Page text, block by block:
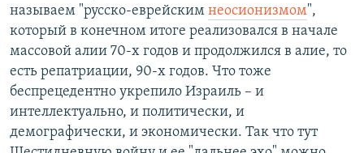
называем "русско-еврейским неосионизмом",
который в конечном итоге реализовался в начале
массовой алии 70-х годов и продолжился в алие, то
есть репатриации, 90-х годов. Что тоже
беспрецедентно укрепило Израиль – и
интеллектуально, и политически, и
демографически, и экономически. Так что тут